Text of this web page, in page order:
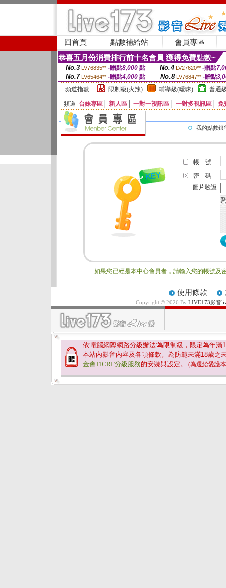
回首頁 點數補給站 會員專區
恭喜五月份消費排行前十名會員 獲得免費點數~
No.3 LV76835** -贈點8,000點 No.4 LV27620** -贈點
No.7 LV65464** -贈點4,000 點 No.8 LV76847** -贈點
頻道指數
限制級(火辣) 輔導級(曖昧) 普通
頻道 台妹專區 新人區 一對一視訊區 一對多視訊區 免
我的點數銀
帳 號
密 碼
圖片驗證
如果您已經是本中心會員者，請輸入您的帳號及
使用條款
Copyright © 2026 By LIVE173影音
依'電腦網際網路分級辦法'為限制級，限定為年滿
本站內影音內容及各項條款。為防範未滿18歲之
金會TICRF分級服務的安裝與設定。 (為還給愛護